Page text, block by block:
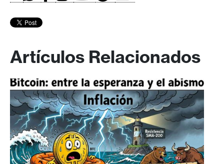
Artículos Relacionados